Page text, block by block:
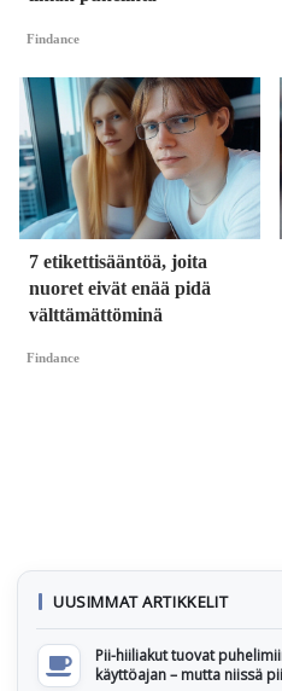
Findance
7 etikettisääntöä, joita
nuoret eivät enää pidä
välttämättöminä
Findance
UUSIMMAT ARTIKKELIT
Pii-hiiliakut tuovat
käyttöajan – mutta niissä